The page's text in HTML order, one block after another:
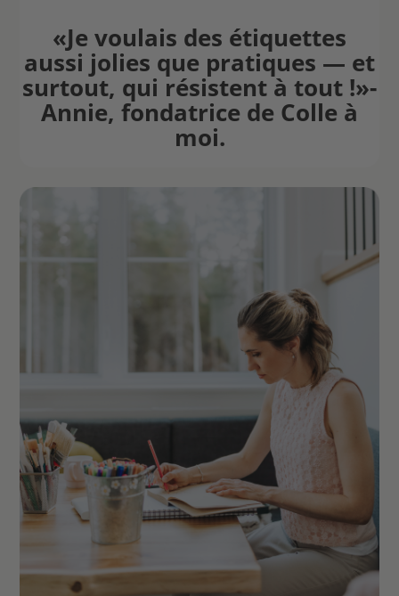
«Je voulais des étiquettes
aussi jolies que pratiques — et
surtout, qui résistent à tout !»-
Annie, fondatrice de Colle à
moi.